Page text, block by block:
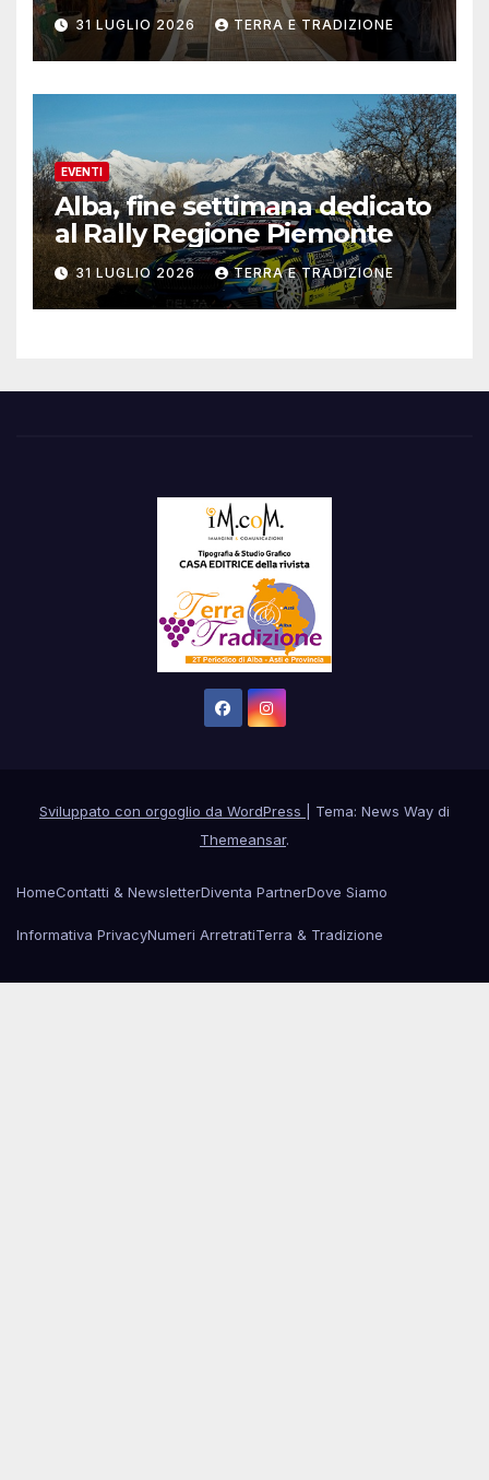
contemporanea
31 LUGLIO 2026 TERRA E TRADIZIONE
EVENTI
Alba, fine settimana dedicato
al Rally Regione Piemonte
31 LUGLIO 2026 TERRA E TRADIZIONE
Sviluppato con orgoglio da WordPress
Tema: News Way di
Themeansar.
HomeContatti & NewsletterDiventa PartnerDove Siamo
Informativa PrivacyNumeri ArretratiTerra & Tradizione